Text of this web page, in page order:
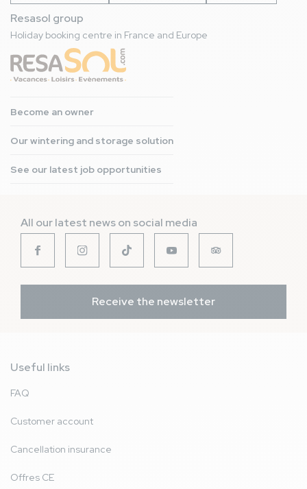
Resasol group
Holiday booking centre in France and Europe
Become an owner
Our wintering and storage solution
See our latest job opportunities
All our latest news on social media
Receive the newsletter
Useful links
FAQ
Customer account
Cancellation insurance
Offres CE